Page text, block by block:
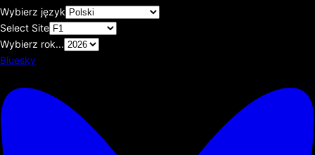
Wybierz język
Select Site
Wybierz rok...
Bluesky